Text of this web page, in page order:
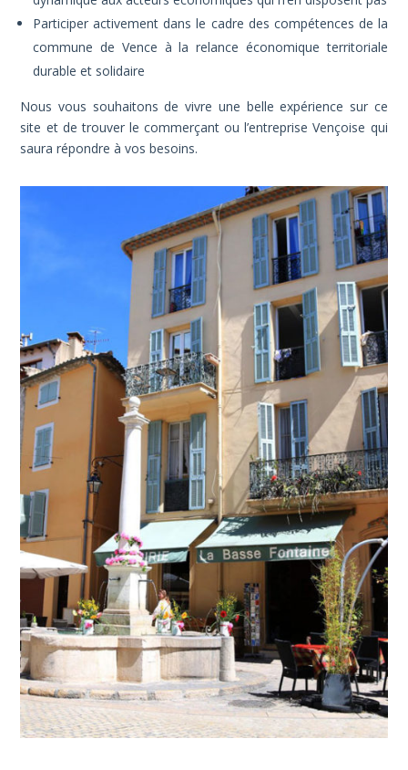
Participer activement dans le cadre des compétences de la
commune de Vence à la relance économique territoriale
durable et solidaire
Nous vous souhaitons de vivre une belle expérience sur ce
site et de trouver le commerçant ou l’entreprise Vençoise qui
saura répondre à vos besoins.